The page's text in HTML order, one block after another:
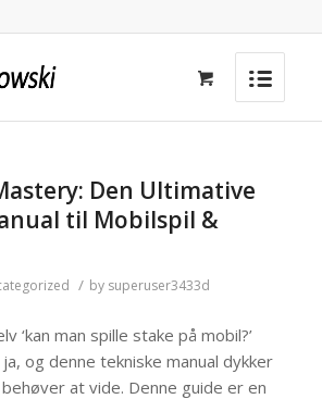
Den Ultimative
til Mobilspil &
/ by superuser3433d
‘kan man spille stake på mobil?’
og denne tekniske manual dykker
at vide. Denne guide er en